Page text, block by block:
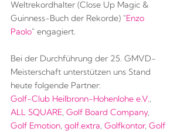
Weltrekordhalter (Close Up Magic &
Guinness-Buch der Rekorde) "Enzo
Paolo" engagiert.
Bei der Durchführung der 25. GMVD-
Meisterschaft unterstützen uns Stand
heute folgende Partner:
Golf-Club Heilbronn-Hohenlohe e.V.,
ALL SQUARE, Golf Board Company,
Golf Emotion, golf.extra, Golfkontor, Golf